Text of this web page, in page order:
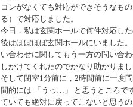
コンがなくても対応ができそうなも
る）で対応しました。
今日，私は玄関ホールで何件対応し
後はほぼほぼ玄関ホールにいました
い合わせに関してもう一方の問い合
しかけてくれたのでかなり助かりま
そして閉室1分前に，2時間前に一度
間的には 「うっ…」 と思うところで
ていても絶対に戻ってこないと思う